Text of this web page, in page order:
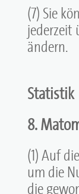
(7) Sie
jederzeit
ändern.
Statistik
8.
(1) Auf
um die
die